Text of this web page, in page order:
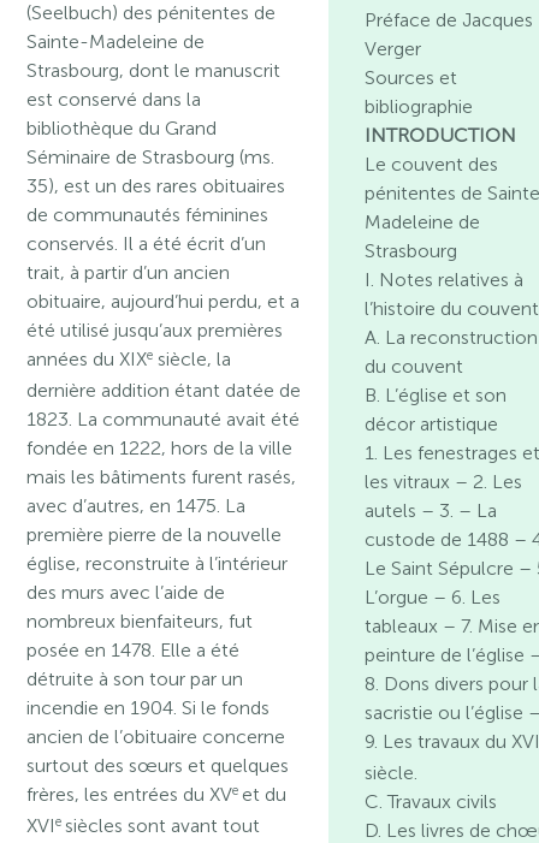
(Seelbuch) des pénitentes de
Sainte-Madeleine de
Strasbourg, dont le manuscrit
est conservé dans la
bibliothèque du Grand
Séminaire de Strasbourg (ms.
35), est un des rares obituaires
de communautés féminines
conservés. Il a été écrit d’un
trait, à partir d’un ancien
obituaire, aujourd’hui perdu, et a
été utilisé jusqu’aux premières
années du XIXe siècle, la
dernière addition étant datée de
1823. La communauté avait été
fondée en 1222, hors de la ville
mais les bâtiments furent rasés,
avec d’autres, en 1475. La
première pierre de la nouvelle
église, reconstruite à l’intérieur
des murs avec l’aide de
nombreux bienfaiteurs, fut
posée en 1478. Elle a été
détruite à son tour par un
incendie en 1904. Si le fonds
ancien de l’obituaire concerne
surtout des sœurs et quelques
frères, les entrées du XVe et du
XVIe siècles sont avant tout
Préface de Jacques
Verger
Sources et
bibliographie
INTRODUCTION
Le couvent des
pénitentes de
Madeleine de
Strasbourg
I. Notes relatives à
l’histoire du couvent
A. La reconstruction
du couvent
B. L’église et son
décor artistique
1. Les fenestrages
les vitraux – 2. Les
autels – 3. – La
custode de 1488 –
Le Saint Sépulcre –
L’orgue – 6. Les
tableaux – 7. Mise
peinture de l’église
8. Dons divers pour
sacristie ou l’église
9. Les travaux du
siècle.
C. Travaux civils
D. Les livres de